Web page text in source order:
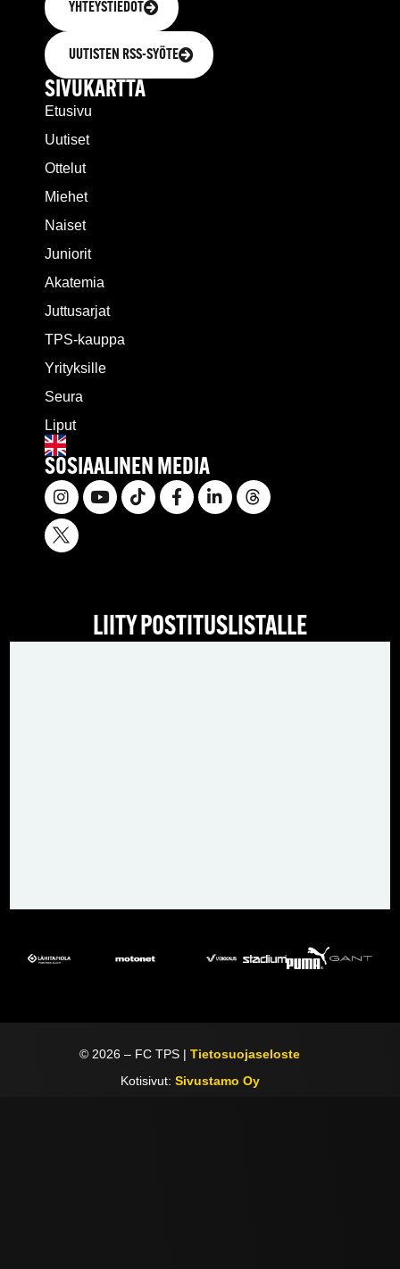
YHTEYSTIEDOT
UUTISTEN RSS-SYÖTE
SIVUKARTTA
Etusivu
Uutiset
Ottelut
Miehet
Naiset
Juniorit
Akatemia
Juttusarjat
TPS-kauppa
Yrityksille
Seura
Liput
SOSIAALINEN MEDIA
LIITY POSTITUSLISTALLE
© 2026 – FC TPS |Tietosuojaseloste
Kotisivut: Sivustamo Oy